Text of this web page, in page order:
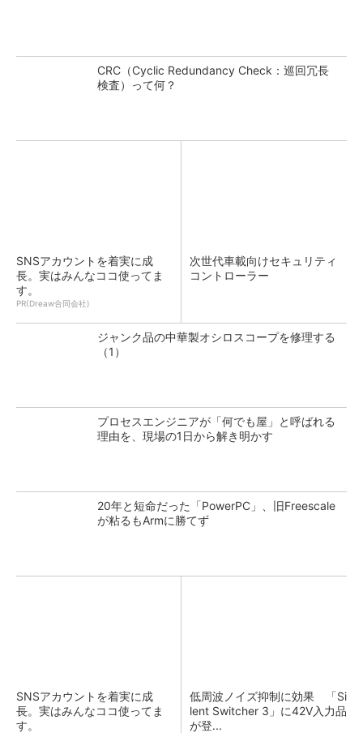
CRC（Cyclic Redundancy Check：巡回冗長
検査）って何？
SNSアカウントを着実に成
長。実はみんなココ使ってま
す。
PR(Dreaw合同会社)
次世代車載向けセキュリティ
コントローラー
ジャンク品の中華製オシロスコープを修理する
（1）
プロセスエンジニアが「何でも屋」と呼ばれる
理由を、現場の1日から解き明かす
20年と短命だった「PowerPC」、旧Freescale
が粘るもArmに勝てず
SNSアカウントを着実に成
長。実はみんなココ使ってま
す。
低周波ノイズ抑制に効果 「Si
lent Switcher 3」に42V入力品
が登...